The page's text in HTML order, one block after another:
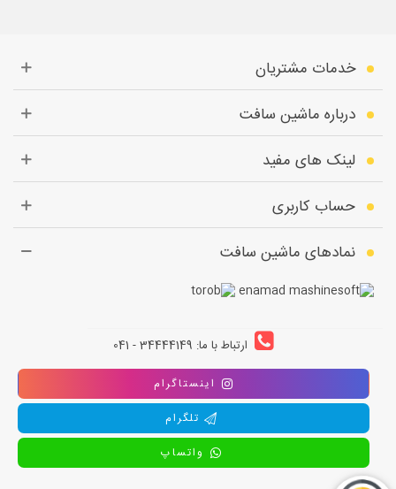
خدمات مشتریان
درباره ماشین سافت
لینک های مفید
حساب کاربری
نمادهای ماشین سافت
ارتباط با ما: 34444149 - 041
اینستاگرام
تلگرام
واتساپ